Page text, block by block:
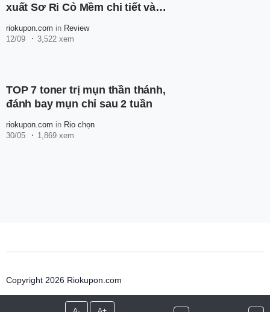
xuất Sơ Ri Cỏ Mềm chi tiết và
riokupon.com in Review
12/09
3,522 xem
TOP 7 toner trị mụn thần thánh,
đánh bay mụn chỉ sau 2 tuần
riokupon.com in Rio chọn
30/05
1,869 xem
Copyright 2026 Riokupon.com